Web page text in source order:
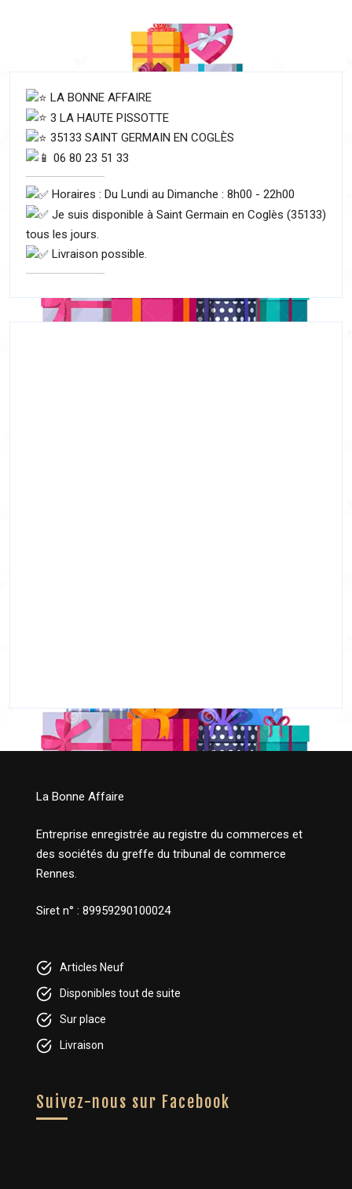
LA BONNE AFFAIRE
3 LA HAUTE PISSOTTE
35133 SAINT GERMAIN EN COGLÈS
06 80 23 51 33
Horaires : Du Lundi au Dimanche : 8h00 - 22h00
Je suis disponible à Saint Germain en Coglès (35133)
tous les jours.
Livraison possible.
La Bonne Affaire
Entreprise enregistrée au registre du commerces et
des sociétés du greffe du tribunal de commerce
Rennes.
Siret n° : 89959290100024
Articles Neuf
Disponibles tout de suite
Sur place
Livraison
Suivez-nous sur Facebook